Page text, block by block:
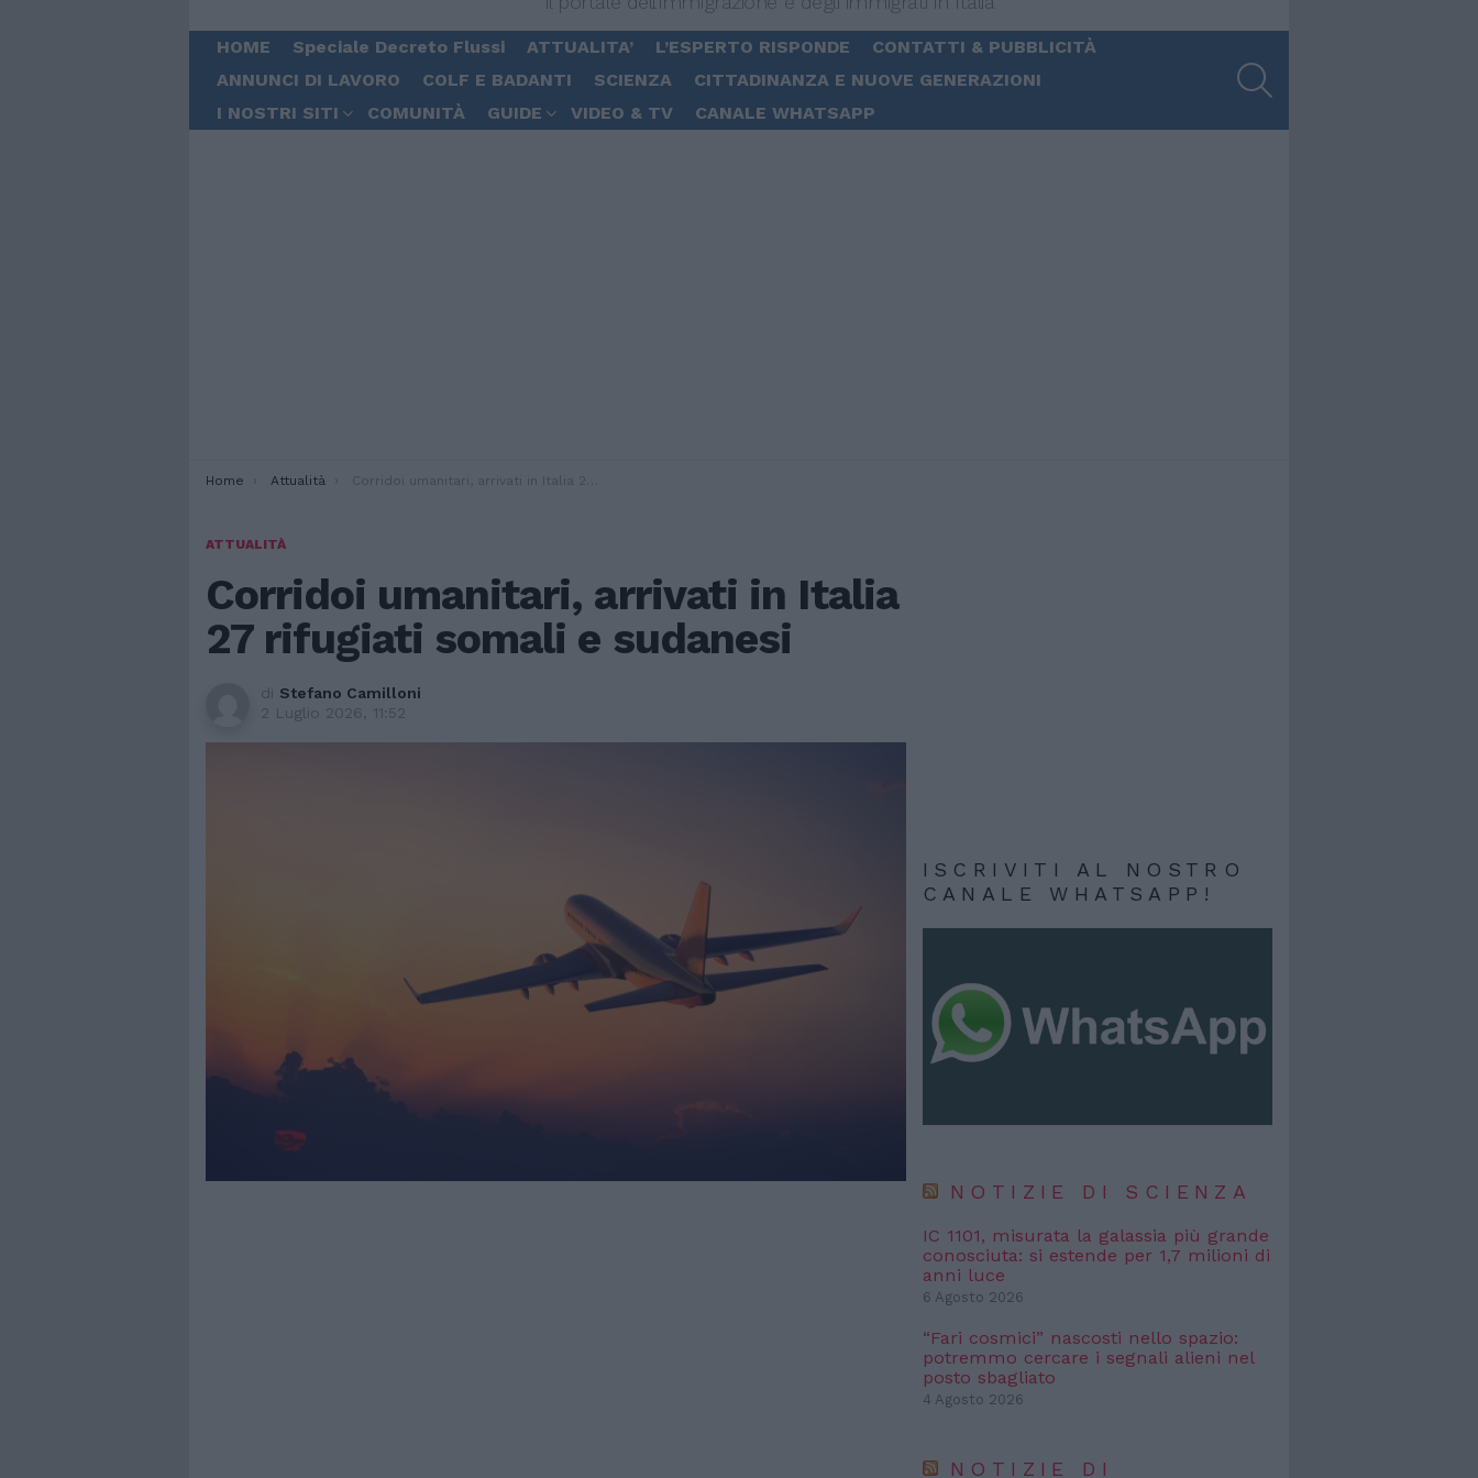
HOME Speciale Decreto Flussi ATTUALITA’ L’ESPERTO RISPONDE
CONTATTI & PUBBLICITÀ
ANNUNCI DI LAVORO
COLF E BADANTI SCIENZA
CITTADINANZA E NUOVE GENERAZIONI
I NOSTRI SITI
COMUNITÀ GUIDE VIDEO & TV CANALE WHATSAPP
You are here:
Home Attualità Corridoi umanitari, arrivati in Italia 27 rifugiati somali e sudanesi
ATTUALITÀ
Corridoi umanitari, arrivati in Italia
27 rifugiati somali e sudanesi
di Stefano Camilloni
2 Luglio 2026, 11:52
ISCRIVITI AL NOSTRO
CANALE WHATSAPP!
NOTIZIE DI SCIENZA
IC 1101, misurata la galassia più grande
conosciuta: si estende per 1,7 milioni di
anni luce
6 Agosto 2026
“Fari cosmici” nascosti nello spazio:
potremmo cercare i segnali alieni nel
posto sbagliato
4 Agosto 2026
NOTIZIE DI